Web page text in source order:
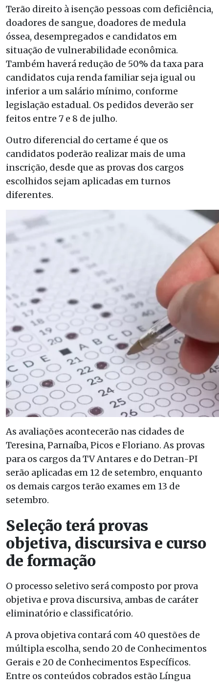
Terão direito à isenção pessoas com deficiência,
doadores de sangue, doadores de medula
óssea, desempregados e candidatos em
situação de vulnerabilidade econômica.
Também haverá redução de 50% da taxa para
candidatos cuja renda familiar seja igual ou
inferior a um salário mínimo, conforme
legislação estadual. Os pedidos deverão ser
feitos entre 7 e 8 de julho.
Outro diferencial do certame é que os
candidatos poderão realizar mais de uma
inscrição, desde que as provas dos cargos
escolhidos sejam aplicadas em turnos
diferentes.
As avaliações acontecerão nas cidades de
Teresina, Parnaíba, Picos e Floriano. As provas
para os cargos da TV Antares e do Detran-PI
serão aplicadas em 12 de setembro, enquanto
os demais cargos terão exames em 13 de
setembro.
Seleção terá provas
objetiva, discursiva e curso
de formação
O processo seletivo será composto por prova
objetiva e prova discursiva, ambas de caráter
eliminatório e classificatório.
A prova objetiva contará com 40 questões de
múltipla escolha, sendo 20 de Conhecimentos
Gerais e 20 de Conhecimentos Específicos.
Entre os conteúdos cobrados estão Língua